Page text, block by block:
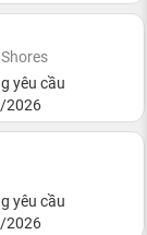
yêu cầu
yêu cầu